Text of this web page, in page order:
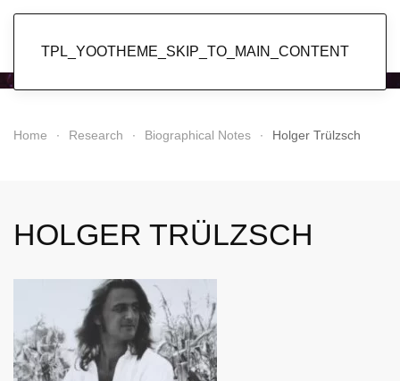
TPL_YOOTHEME_SKIP_TO_MAIN_CONTENT
Home Research Biographical Notes Holger Trülzsch
HOLGER TRÜLZSCH